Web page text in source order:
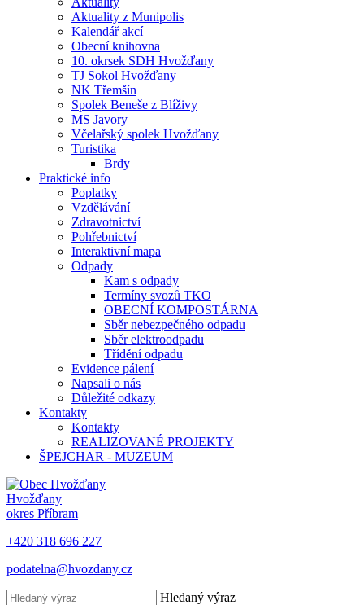
Aktuality z Munipolis
Kalendář akcí
Obecní knihovna
10. okrsek SDH Hvožďany
TJ Sokol Hvožďany
NK Třemšín
Spolek Beneše z Blíživy
MS Javory
Včelařský spolek Hvožďany
Turistika
Brdy
Praktické info
Poplatky
Vzdělávání
Zdravotnictví
Pohřebnictví
Interaktivní mapa
Odpady
Kam s odpady
Termíny svozů TKO
OBECNÍ KOMPOSTÁRNA
Sběr nebezpečného odpadu
Sběr elektroodpadu
Třídění odpadu
Evidence pálení
Napsali o nás
Důležité odkazy
Kontakty
Kontakty
REALIZOVANÉ PROJEKTY
ŠPEJCHAR - MUZEUM
Hvožďany
okres Příbram
+420 318 696 227
podatelna@hvozdany.cz
Hledaný výraz